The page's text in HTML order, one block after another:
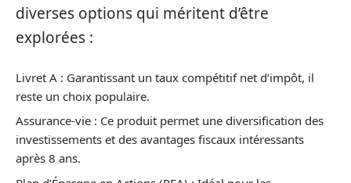
diverses options qui méritent d’être
explorées :
Livret A : Garantissant un taux compétitif net d’impôt, il
reste un choix populaire.
Assurance-vie : Ce produit permet une diversification des
investissements et des avantages fiscaux intéressants
après 8 ans.